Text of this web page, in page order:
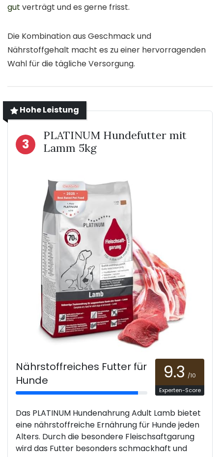
gut verträgt und es gerne frisst.
Die Kombination aus Geschmack und
Nährstoffgehalt macht es zu einer hervorragenden
Wahl für die tägliche Versorgung.
Hohe Leistung
3
PLATINUM Hundefutter mit
Lamm 5kg
Nährstoffreiches Futter für
Hunde
9.3 /10
Experten-Score
Das PLATINUM Hundenahrung Adult Lamb bietet
eine nährstoffreiche Ernährung für Hunde jeden
Alters. Durch die besondere Fleischsaftgarung
wird das Futter besonders schmackhaft und